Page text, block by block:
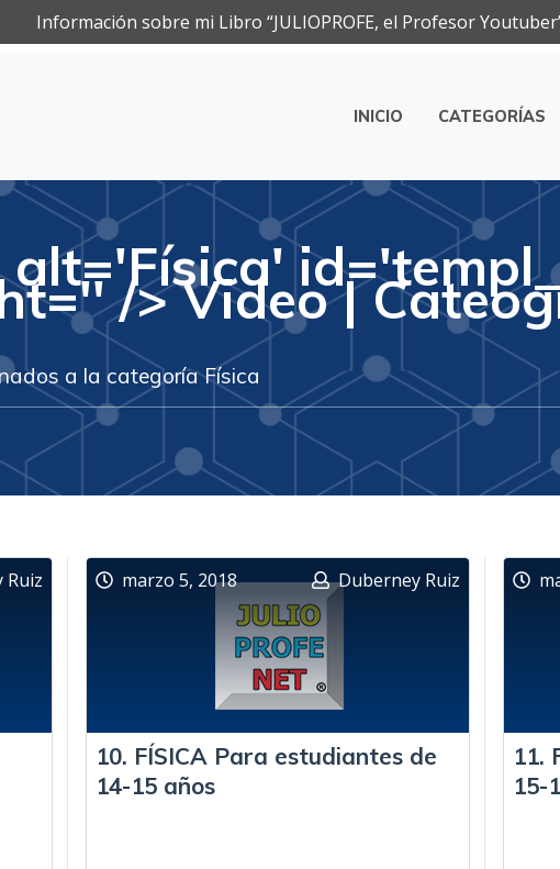
Información sobre mi Libro “JULIOPROFE, el Profesor
INICIO CATEGORÍAS
/> Video |
a la categoría Física
marzo 5, 2018 Duberney Ruiz
10. FÍSICA Para estudiantes de
14-15 años
11.
15-